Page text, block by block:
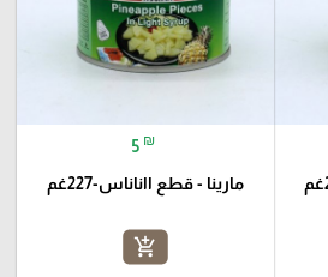
5 ₪
مارينا - قطع ااناناس-227غم
add_shopping_cart